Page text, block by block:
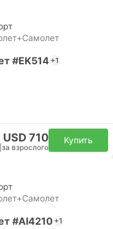
#EK514 +1
USD 710
за взрослого
Купить
#AI4210+1